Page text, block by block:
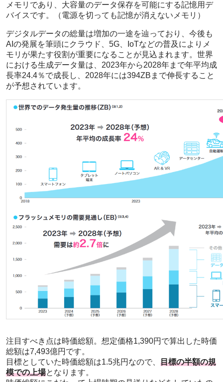
メモリであり、大容量のデータ保存を可能にする記憶用デ
バイスです。（電源を切っても記憶が消えないメモリ）
デジタルデータの総量は増加の一途を辿っており、今後も
AIの発展を筆頭にクラウド、5G、IoTなどの普及によりメ
モリが果たす役割が重要になることが見込まれます。世界
における生成データ量は、2023年から2028年まで年平均成
長率24.4％で成長し、2028年には394ZBまで伸長すること
が予想されています。
注目すべき点は時価総額。想定価格1,390円で算出した時価
総額は7,493億円です。
目標としていた時価総額は1.5兆円なので、 目標の半額の規
模での上場となります。